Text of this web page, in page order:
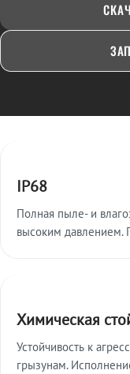
IP68
Полная пыле- и
высоким давлением.
Химическая
Устойчивость к
грызунам.